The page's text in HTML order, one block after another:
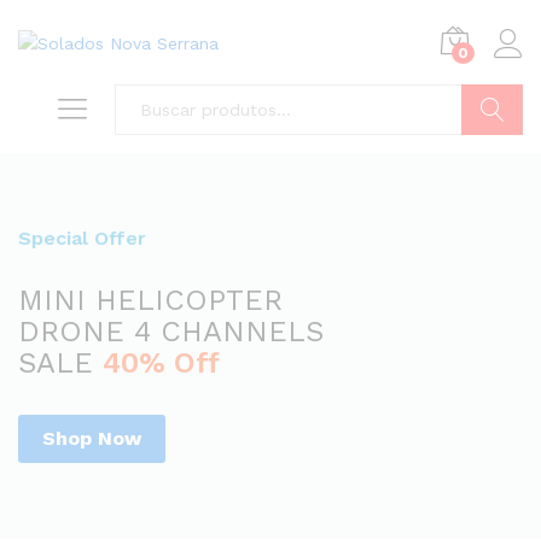
0
Special Offer
MINI HELICOPTER
DRONE 4 CHANNELS
SALE 40% Off
Shop Now